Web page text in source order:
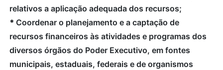
relativos a aplicação adequada dos recursos;
* Coordenar o planejamento e a captação de
recursos financeiros às atividades e programas dos
diversos órgãos do Poder Executivo, em fontes
municipais, estaduais, federais e de organismos